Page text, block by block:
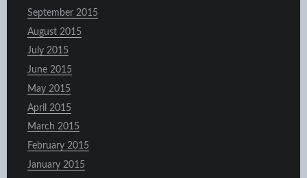
September 2015
August 2015
July 2015
June 2015
May 2015
April 2015
March 2015
February 2015
January 2015